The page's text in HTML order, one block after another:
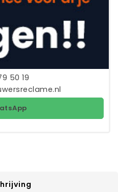
50 19